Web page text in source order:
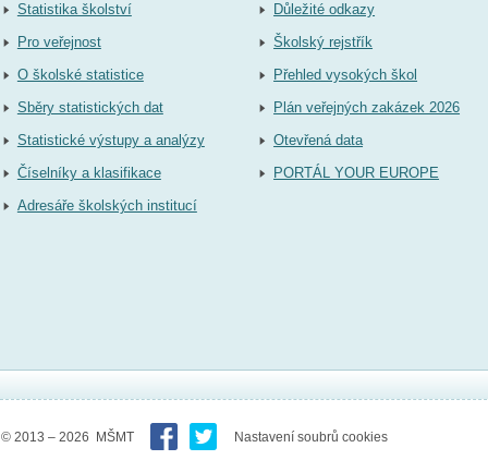
Statistika školství
Pro veřejnost
O školské statistice
Sběry statistických dat
Statistické výstupy a analýzy
Číselníky a klasifikace
Adresáře školských institucí
Důležité odkazy
Školský rejstřík
Přehled vysokých škol
Plán veřejných zakázek 2026
Otevřená data
PORTÁL YOUR EUROPE
© 2013 – 2026 MŠMT Nastavení soubrů cookies